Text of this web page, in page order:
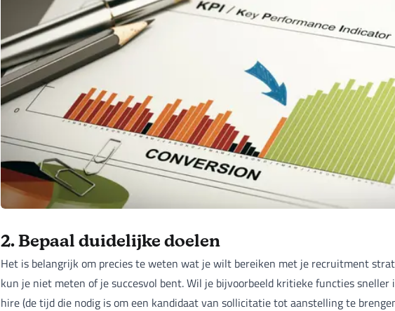
2. Bepaal duidelijke doelen
Het is belangrijk om precies te weten wat je wilt bereiken met je recruitment
kun je niet meten of je succesvol bent. Wil je bijvoorbeeld kritieke functies
hire (de tijd die nodig is om een kandidaat van sollicitatie tot aanstelling te